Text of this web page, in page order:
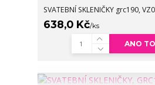
SVATEBNÍ SKLENIČKY grc190,
638,0 Kč/ks
ANO